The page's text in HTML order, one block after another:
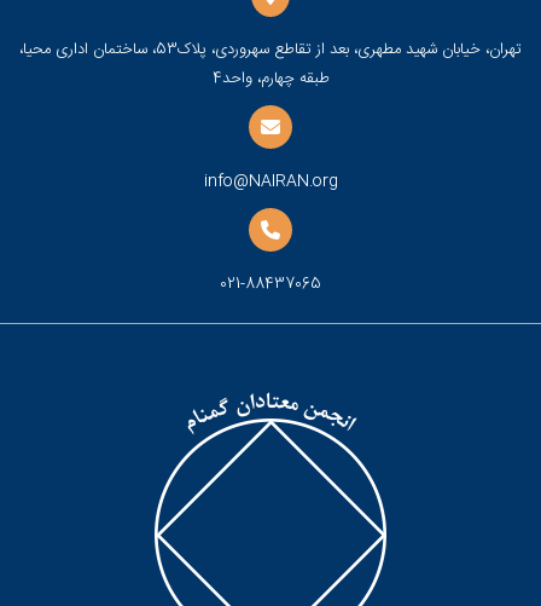
تهران، خیابان شهید مطهری، بعد از تقاطع سهروردی، پلاک53، ساختمان اداری محیا،
طبقه چهارم، واحد4
info@NAIRAN.org
021-88437065